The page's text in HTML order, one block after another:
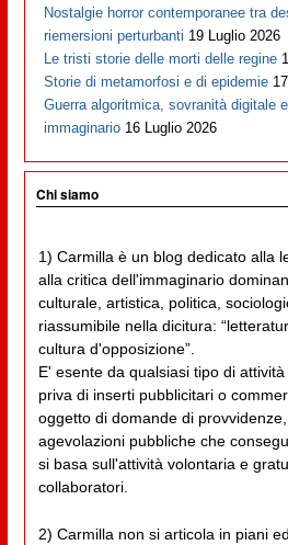
Nostalgie horror contemporanee tra
riemersioni perturbanti 19 Luglio 2026
Le tristi storie delle morti delle regine
Storie di metamorfosi e di epidemie
Guerra algoritmica, sovranità digitale
immaginario 16 Luglio 2026
Chi siamo
1) Carmilla è un blog dedicato alla
alla critica dell'immaginario
culturale, artistica, politica,
riassumibile nella dicitura:
cultura d'opposizione”.
E' esente da qualsiasi tipo di
priva di inserti pubblicitari o
oggetto di domande di
agevolazioni pubbliche che
si basa sull'attività volontaria e
collaboratori.
2) Carmilla non si articola in piani